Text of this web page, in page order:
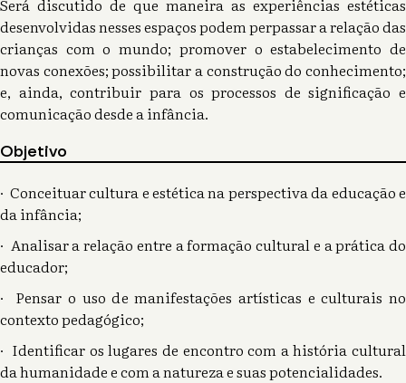
Será discutido de que maneira as experiências estéticas
desenvolvidas nesses espaços podem perpassar a relação das
crianças com o mundo; promover o estabelecimento de
novas conexões; possibilitar a construção do conhecimento;
e, ainda, contribuir para os processos de significação e
comunicação desde a infância.
Objetivo
· Conceituar cultura e estética na perspectiva da educação e
da infância;
· Analisar a relação entre a formação cultural e a prática do
educador;
· Pensar o uso de manifestações artísticas e culturais no
contexto pedagógico;
· Identificar os lugares de encontro com a história cultural
da humanidade e com a natureza e suas potencialidades.